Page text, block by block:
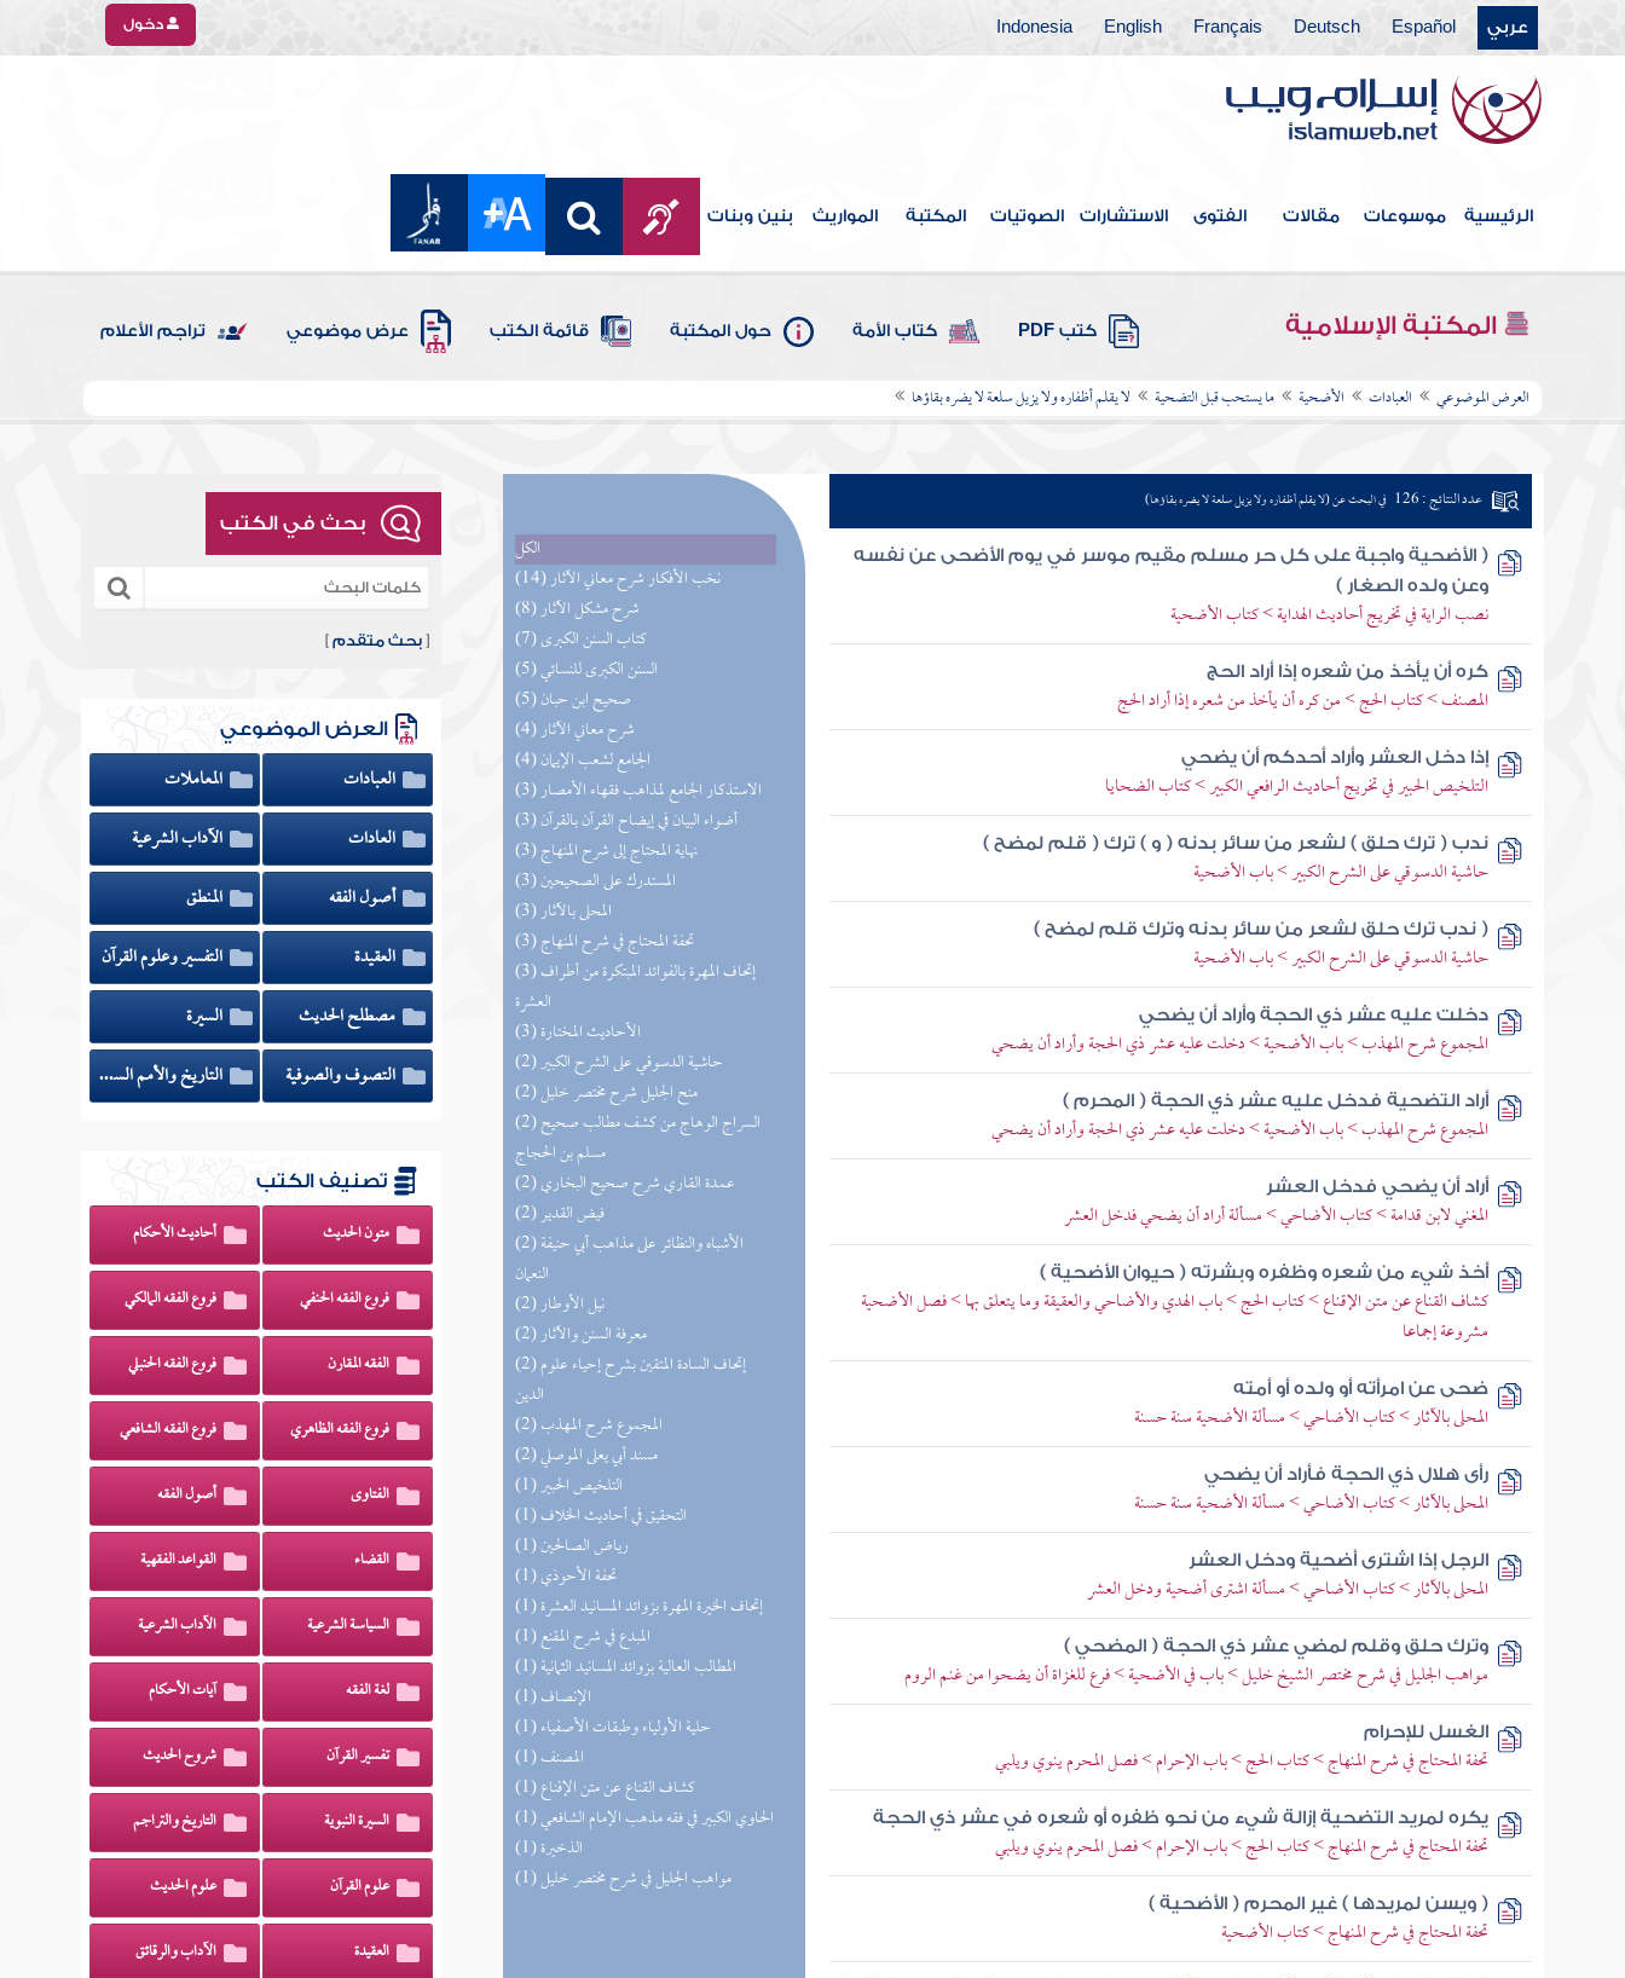
عربي Español
Deutsch
Français
English
Indonesia دخول
الرئيسية موسوعات مقالات الفتوى الاستشارات الصوتيات المكتبة المواريث بنين وبنات
المكتبة الإسلامية كتب PDF كتاب الأمة حول المكتبة قائمة الكتب عرض موضوعي تراجم الأعلام
العرض الموضوعي العبادات الأضحية ما يستحب قبل التضحية لا يقلم أظفاره ولا يزيل سلعة لا يضره بقاؤها
الكل
(14) نخب الأفكار شرح معاني الآثار
(8) شرح مشكل الآثار
(7) كتاب السنن الكبرى
(5) السنن الكبرى للنسائي
(5) صحيح ابن حبان
(4) شرح معاني الآثار
(4) الجامع لشعب الإيمان
(3) الاستذكار الجامع لمذاهب فقهاء الأمصار
(3) أضواء البيان في إيضاح القرآن بالقرآن
(3) نهاية المحتاج إلى شرح المنهاج
(3) المستدرك على الصحيحين
(3) المحلى بالآثار
(3) تحفة المحتاج في شرح المنهاج
(3) إتحاف المهرة بالفوائد المبتكرة من أطراف
العشرة
(3) الأحاديث المختارة
(2) حاشية الدسوقي على الشرح الكبير
(2) منح الجليل شرح مختصر خليل
(2) السراج الوهاج من كشف مطالب صحيح
مسلم بن الحجاج
(2) عمدة القاري شرح صحيح البخاري
(2) فيض القدير
(2) الأشباه والنظائر على مذاهب أبي حنيفة
النعمان
(2) نيل الأوطار
(2) معرفة السنن والآثار
(2) إتحاف السادة المتقين بشرح إحياء علوم
الدين
(2) المجموع شرح المهذب
(2) مسند أبي يعلى الموصلي
(1) التلخيص الحبير
(1) التحقيق في أحاديث الخلاف
(1) رياض الصالحين
(1) تحفة الأحوذي
(1) إتحاف الخيرة المهرة بزوائد المسانيد العشرة
(1) المبدع في شرح المقنع
(1) المطالب العالية بزوائد المسانيد الثمانية
(1) الإنصاف
(1) حلية الأولياء وطبقات الأصفياء
(1) المصنف
(1) كشاف القناع عن متن الإقناع
(1) الحاوي الكبير في فقه مذهب الإمام الشافعي
(1) الذخيرة
(1) مواهب الجليل في شرح مختصر خليل
عدد النتائج : 126 في البحث عن (لا يقلم أظفاره ولا يزيل سلعة لا يضره بقاؤها)
( الأضحية واجبة على كل حر مسلم مقيم موسر في يوم الأضحى عن نفسه
وعن ولده الصغار )
نصب الراية في تخريج أحاديث الهداية > كتاب الأضحية
كره أن يأخذ من شعره إذا أراد الحج
المصنف > كتاب الحج > من كره أن يأخذ من شعره إذا أراد الحج
إذا دخل العشر وأراد أحدكم أن يضحي
التلخيص الحبير في تخريج أحاديث الرافعي الكبير > كتاب الضحايا
ندب ( ترك حلق ) لشعر من سائر بدنه ( و ) ترك ( قلم لمضح )
حاشية الدسوقي على الشرح الكبير > باب الأضحية
( ندب ترك حلق لشعر من سائر بدنه وترك قلم لمضح )
حاشية الدسوقي على الشرح الكبير > باب الأضحية
دخلت عليه عشر ذي الحجة وأراد أن يضحي
المجموع شرح المهذب > باب الأضحية > دخلت عليه عشر ذي الحجة وأراد أن يضحي
أراد التضحية فدخل عليه عشر ذي الحجة ( المحرم )
المجموع شرح المهذب > باب الأضحية > دخلت عليه عشر ذي الحجة وأراد أن يضحي
أراد أن يضحي فدخل العشر
المغني لابن قدامة > كتاب الأضاحي > مسألة أراد أن يضحي فدخل العشر
أخذ شيء من شعره وظفره وبشرته ( حيوان الأضحية )
كشاف القناع عن متن الإقناع > كتاب الحج > باب الهدي والأضاحي والعقيقة وما يتعلق بها > فصل الأضحية
مشروعة إجماعا
ضحى عن امرأته أو ولده أو أمته
المحلى بالآثار > كتاب الأضاحي > مسألة الأضحية سنة حسنة
رأى هلال ذي الحجة فأراد أن يضحي
المحلى بالآثار > كتاب الأضاحي > مسألة الأضحية سنة حسنة
الرجل إذا اشترى أضحية ودخل العشر
المحلى بالآثار > كتاب الأضاحي > مسألة اشترى أضحية ودخل العشر
وترك حلق وقلم لمضي عشر ذي الحجة ( المضحي )
مواهب الجليل في شرح مختصر الشيخ خليل > باب في الأضحية > فرع للغزاة أن يضحوا من غنم الروم
الغسل للإحرام
تحفة المحتاج في شرح المنهاج > كتاب الحج > باب الإحرام > فصل المحرم ينوي ويلبي
يكره لمريد التضحية إزالة شيء من نحو ظفره أو شعره في عشر ذي الحجة
تحفة المحتاج في شرح المنهاج > كتاب الحج > باب الإحرام > فصل المحرم ينوي ويلبي
( ويسن لمريدها ) غير المحرم ( الأضحية )
تحفة المحتاج في شرح المنهاج > كتاب الأضحية
بحث في الكتب
[بحث متقدم ]
العرض الموضوعي
العبادات
المعاملات
العادات
الآداب الشرعية
أصول الفقه
المنطق
العقيدة
التفسير وعلوم القرآن
مصطلح الحديث
السيرة
التصوف والصوفية
التاريخ والأمم السابقة
تصنيف الكتب
متون الحديث أحاديث الأحكام
فروع الفقه الحنفي فروع الفقه المالكي
الفقه المقارن فروع الفقه الحنبلي
فروع الفقه الظاهري فروع الفقه الشافعي
الفتاوى أصول الفقه
القضاء القواعد الفقهية
السياسة الشرعية الآداب الشرعية
لغة الفقه آيات الأحكام
تفسير القرآن شروح الحديث
السيرة النبوية التاريخ والتراجم
علوم القرآن علوم الحديث
العقيدة الآداب والرقائق